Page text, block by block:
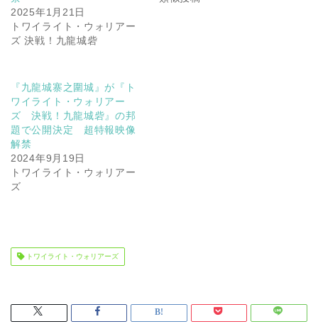
2025年1月21日
トワイライト・ウォリアー
ズ 決戦！九龍城砦
『九龍城寨之圍城』が『ト
ワイライト・ウォリアー
ズ 決戦！九龍城砦』の邦
題で公開決定 超特報映像
解禁
2024年9月19日
トワイライト・ウォリアー
ズ
トワイライト・ウォリアーズ